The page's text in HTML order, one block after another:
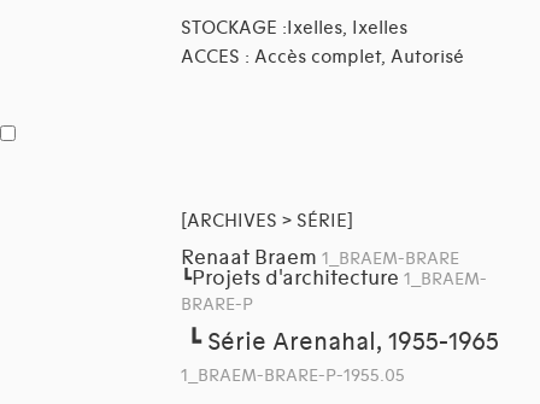
STOCKAGE :Ixelles, Ixelles
ACCES : Accès complet, Autorisé
[ARCHIVES > SÉRIE]
Renaat Braem 1_BRAEM-BRARE
┗Projets d'architecture 1_BRAEM-
BRARE-P
┗ Série Arenahal, 1955-1965
1_BRAEM-BRARE-P-1955.05